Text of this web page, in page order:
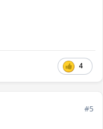
4
#5